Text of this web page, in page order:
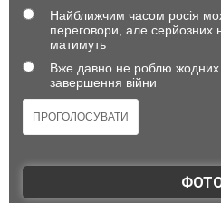
Найближчим часом росія
переговори, але серйозних
матимуть
Вже давно не роблю жодних
завершення війни